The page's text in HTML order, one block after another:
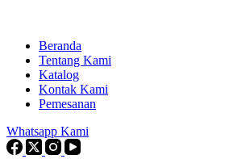
Beranda
Tentang Kami
Katalog
Kontak Kami
Pemesanan
Whatsapp Kami